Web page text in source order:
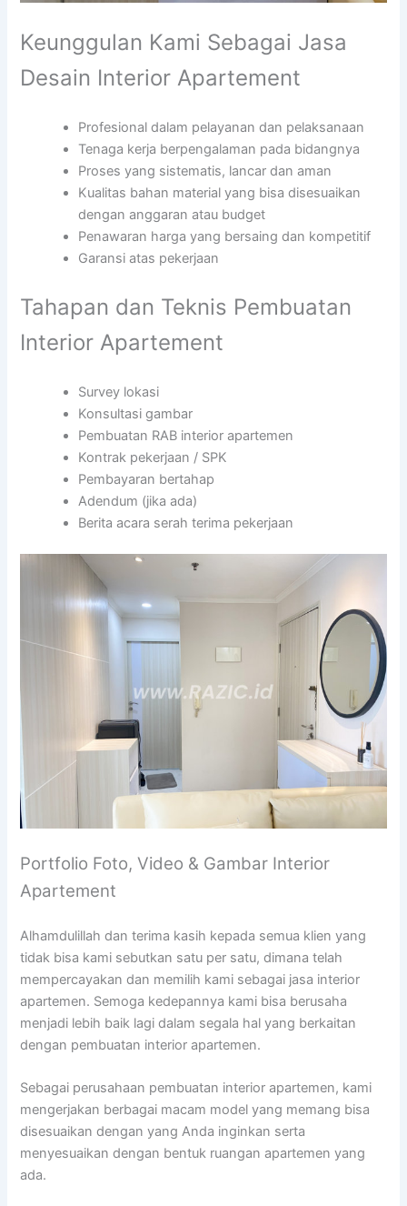
Keunggulan Kami Sebagai Jasa
Desain Interior Apartement
Profesional dalam pelayanan dan pelaksanaan
Tenaga kerja berpengalaman pada bidangnya
Proses yang sistematis, lancar dan aman
Kualitas bahan material yang bisa disesuaikan
dengan anggaran atau budget
Penawaran harga yang bersaing dan kompetitif
Garansi atas pekerjaan
Tahapan dan Teknis Pembuatan
Interior Apartement
Survey lokasi
Konsultasi gambar
Pembuatan RAB interior apartemen
Kontrak pekerjaan / SPK
Pembayaran bertahap
Adendum (jika ada)
Berita acara serah terima pekerjaan
Portfolio Foto, Video & Gambar Interior
Apartement
Alhamdulillah dan terima kasih kepada semua klien yang
tidak bisa kami sebutkan satu per satu, dimana telah
mempercayakan dan memilih kami sebagai jasa interior
apartemen. Semoga kedepannya kami bisa berusaha
menjadi lebih baik lagi dalam segala hal yang berkaitan
dengan pembuatan interior apartemen.
Sebagai perusahaan pembuatan interior apartemen, kami
mengerjakan berbagai macam model yang memang bisa
disesuaikan dengan yang Anda inginkan serta
menyesuaikan dengan bentuk ruangan apartemen yang
ada.